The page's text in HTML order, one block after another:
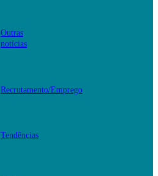
Outras
notícias
Recrutamento/Emprego
Tendências